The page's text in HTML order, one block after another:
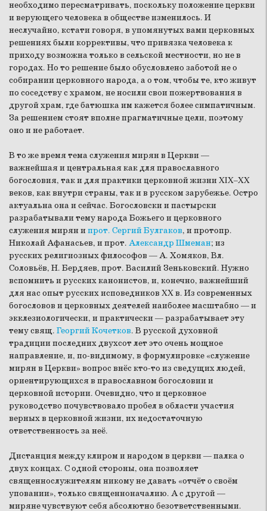
необходимо пересматривать, поскольку положение церкви
и верующего человека в обществе изменилось. И
неслучайно, кстати говоря, в упомянутых вами церковных
решениях были коррективы, что привязка человека к
приходу возможна только в сельской местности, но не в
городах. Но то решение было обусловлено заботой не о
собирании церковного народа, а о том, чтобы те, кто живут
по соседству с храмом, не носили свои пожертвования в
другой храм, где батюшка им кажется более симпатичным.
За решением стоят вполне прагматичные цели, поэтому
оно и не работает.
В то же время тема служения мирян в Церкви —
важнейшая и центральная как для православного
богословия, так и для практики церковной жизни XIX–XX
веков, как внутри страны, так и в русском зарубежье. Остро
актуальна она и сейчас. Богословски и пастырски
разрабатывали тему народа Божьего и церковного
служения мирян ипрот. Сергий Булгаков, и протопр.
Николай Афанасьев, и прот. Александр Шмеман; из
русских религиозных философов — А. Хомяков, Вл.
Соловьёв, Н. Бердяев, прот. Василий Зеньковский. Нужно
вспомнить и русских канонистов, и, конечно, важнейший
для нас опыт русских исповедников XX в. Из современных
богословов и церковных деятелей наиболее масштабно — и
экклезиологически, и практически — разрабатывает эту
тему свящ. Георгий Кочетков. В русской духовной
традиции последних двухсот лет это очень мощное
направление, и, по-видимому, в формулировке «служение
мирян в Церкви» вопрос внёс кто-то из сведущих людей,
ориентирующихся в православном богословии и
церковной истории. Очевидно, что и церковное
руководство почувствовало пробел в области участия
верных в церковной жизни, их недостаточную
ответственность за неё.
Дистанция между клиром и народом в церкви — палка о
двух концах. С одной стороны, она позволяет
священнослужителям никому не давать «отчёт о своём
уповании», только священноначалию. А с другой —
миряне чувствуют себя абсолютно безответственными.